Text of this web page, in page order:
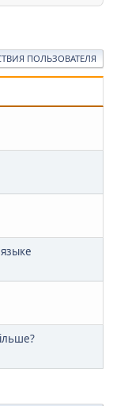
ПОЛЬЗОВАТЕЛЯ